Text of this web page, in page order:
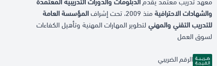
والشهادات الاحترافيةمنذ 2009، تحت إشراف
المؤسسة العامة
للتدريب التقني والمهني لتطوير المهارات المهنية وتأهيل الكفاءات
لسوق العمل
الرقم الضريبي